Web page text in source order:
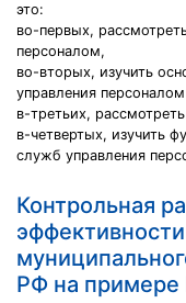
это:
во-первых,
персоналом,
во-вторых, изучить
управления
в-третьих,
в-четвертых, изучить
служб управления
Контрольная
РФ на примере